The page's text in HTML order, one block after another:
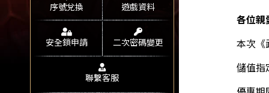
序號兌換 遊戲資料
安全鎖申請 二次密碼變更
聯繫客服
各位親
本次《
儲值指